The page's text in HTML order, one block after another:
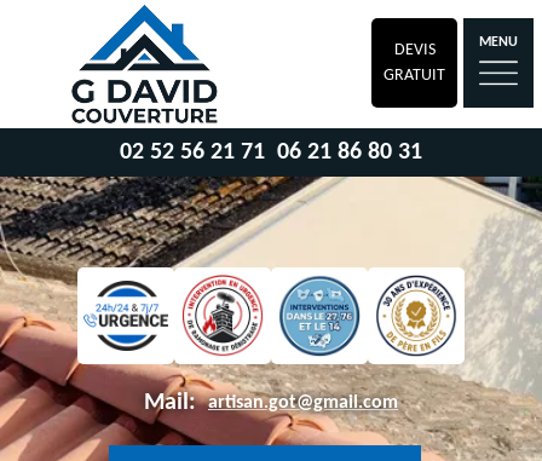
DEVIS
GRATUIT
MENU
02 52 56 21 71 06 21 86 80 31
Mail: artisan.got@gmail.com